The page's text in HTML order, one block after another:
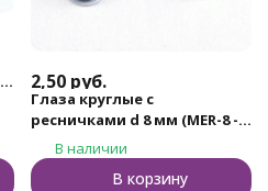
2,50 руб.
Глаза круглые с
ресничками d 8 мм (MER-8 -
зеленые)
В наличии
В корзину